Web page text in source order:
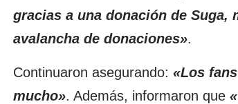
gracias a una donación de Suga,
avalancha de donaciones».
Continuaron asegurando: «Los
mucho». Además, informaron que